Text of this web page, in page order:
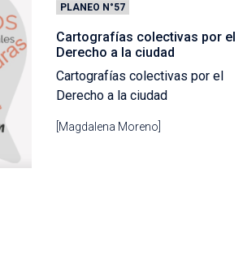
PLANEO N°57
Cartografías colectivas por el
Derecho a la ciudad
Cartografías colectivas por el
Derecho a la ciudad
[Magdalena Moreno]